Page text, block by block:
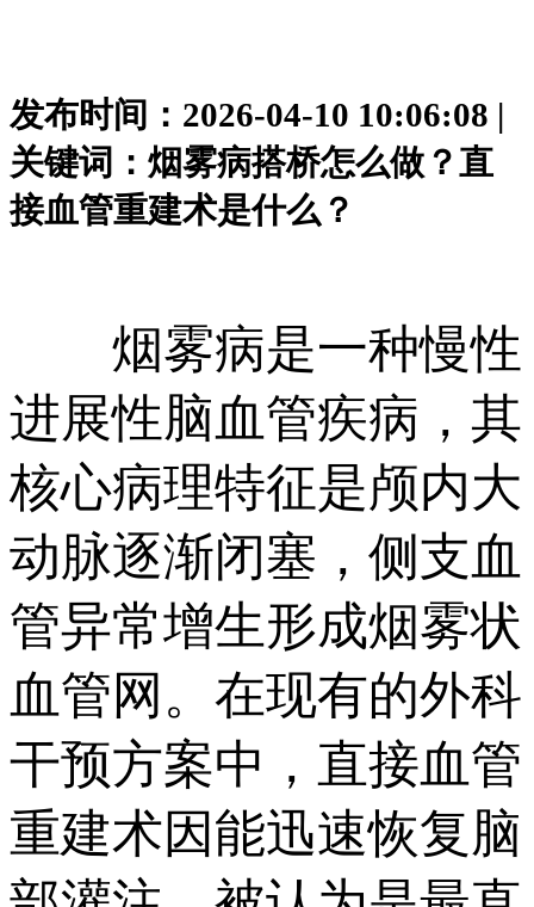
发布时间：2026-04-10 10:06:08 |
关键词：烟雾病搭桥怎么做？直
接血管重建术是什么？
烟雾病是一种慢性
进展性脑血管疾病，其
核心病理特征是颅内大
动脉逐渐闭塞，侧支血
管异常增生形成烟雾状
血管网。在现有的外科
干预方案中，直接血管
重建术因能迅速恢复脑